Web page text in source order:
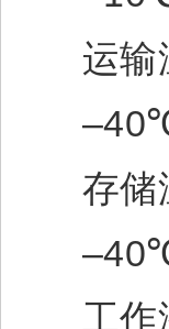
运输
–40℃
存储
–40℃
工作